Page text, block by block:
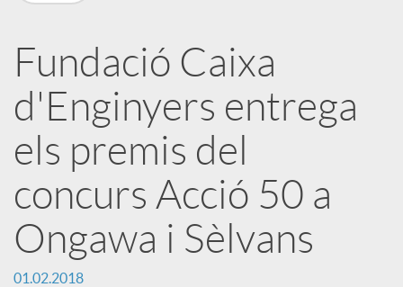
u
b
l
i
Fundació Caixa
d'Enginyers entrega
els premis del
concurs Acció 50 a
Ongawa i Sèlvans
01.02.2018